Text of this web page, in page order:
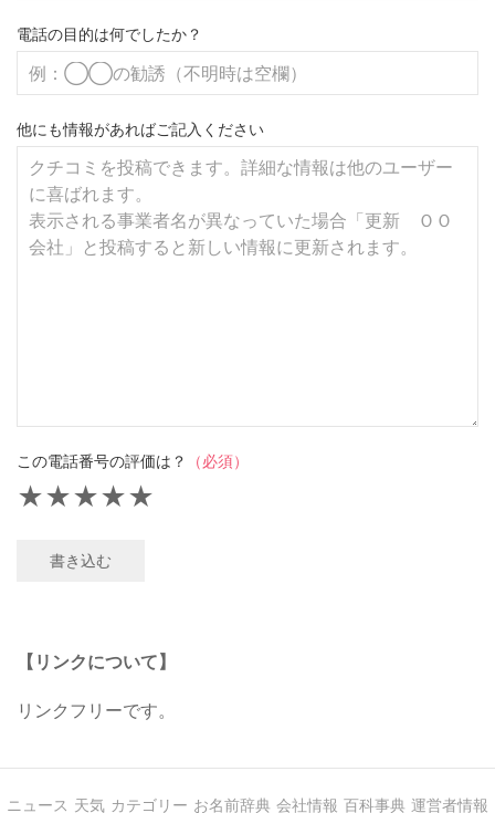
電話の目的は何でしたか？
他にも情報があればご記入ください
この電話番号の評価は？ （必須）
★
★
★
★
★
書き込む
【リンクについて】
リンクフリーです。
ニュース 天気 カテゴリー お名前辞典 会社情報 百科事典 運営者情報